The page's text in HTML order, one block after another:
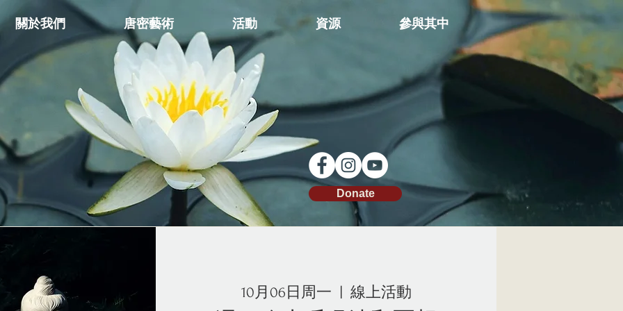
關於我們 唐密藝術 活動 資源 參與其中
Donate
10月06日周一 線上活動